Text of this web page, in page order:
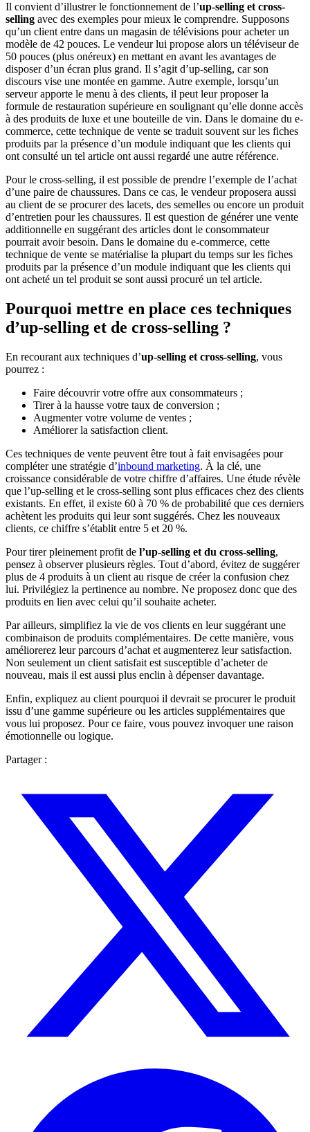
Il convient d’illustrer le fonctionnement de l’up-selling et cross-
selling avec des exemples pour mieux le comprendre. Supposons
qu’un client entre dans un magasin de télévisions pour acheter un
modèle de 42 pouces. Le vendeur lui propose alors un téléviseur de
50 pouces (plus onéreux) en mettant en avant les avantages de
disposer d’un écran plus grand. Il s’agit d’up-selling, car son
discours vise une montée en gamme. Autre exemple, lorsqu’un
serveur apporte le menu à des clients, il peut leur proposer la
formule de restauration supérieure en soulignant qu’elle donne accès
à des produits de luxe et une bouteille de vin. Dans le domaine du e-
commerce, cette technique de vente se traduit souvent sur les fiches
produits par la présence d’un module indiquant que les clients qui
ont consulté un tel article ont aussi regardé une autre référence.
Pour le cross-selling, il est possible de prendre l’exemple de l’achat
d’une paire de chaussures. Dans ce cas, le vendeur proposera aussi
au client de se procurer des lacets, des semelles ou encore un produit
d’entretien pour les chaussures. Il est question de générer une vente
additionnelle en suggérant des articles dont le consommateur
pourrait avoir besoin. Dans le domaine du e-commerce, cette
technique de vente se matérialise la plupart du temps sur les fiches
produits par la présence d’un module indiquant que les clients qui
ont acheté un tel produit se sont aussi procuré un tel article.
Pourquoi mettre en place ces techniques
d’up-selling et de cross-selling ?
En recourant aux techniques d’up-selling et cross-selling, vous
pourrez :
Faire découvrir votre offre aux consommateurs ;
Tirer à la hausse votre taux de conversion ;
Augmenter votre volume de ventes ;
Améliorer la satisfaction client.
Ces techniques de vente peuvent être tout à fait envisagées pour
compléter une stratégie d’inbound marketing. À la clé, une
croissance considérable de votre chiffre d’affaires. Une étude révèle
que l’up-selling et le cross-selling sont plus efficaces chez des clients
existants. En effet, il existe 60 à 70 % de probabilité que ces derniers
achètent les produits qui leur sont suggérés. Chez les nouveaux
clients, ce chiffre s’établit entre 5 et 20 %.
Pour tirer pleinement profit de l’up-selling et du cross-selling,
pensez à observer plusieurs règles. Tout d’abord, évitez de suggérer
plus de 4 produits à un client au risque de créer la confusion chez
lui. Privilégiez la pertinence au nombre. Ne proposez donc que des
produits en lien avec celui qu’il souhaite acheter.
Par ailleurs, simplifiez la vie de vos clients en leur suggérant une
combinaison de produits complémentaires. De cette manière, vous
améliorerez leur parcours d’achat et augmenterez leur satisfaction.
Non seulement un client satisfait est susceptible d’acheter de
nouveau, mais il est aussi plus enclin à dépenser davantage.
Enfin, expliquez au client pourquoi il devrait se procurer le produit
issu d’une gamme supérieure ou les articles supplémentaires que
vous lui proposez. Pour ce faire, vous pouvez invoquer une raison
émotionnelle ou logique.
Partager :